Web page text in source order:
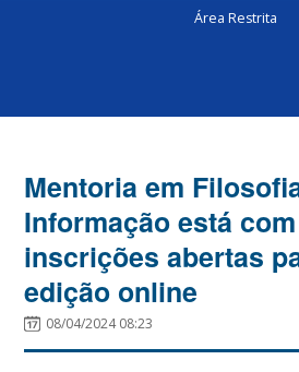
Área Restrita
Mentoria em
Informação está com
inscrições abertas
edição online
08/04/2024 08:23